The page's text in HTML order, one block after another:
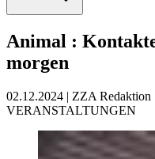
Animal :
morgen
02.12.2024 | ZZA Redaktion
VERANSTALTUNGEN